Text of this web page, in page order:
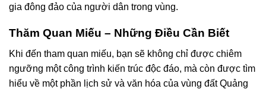
gia đông đảo của người dân trong vùng.
Thăm Quan Miếu – Những Điều Cần Biết
Khi đến tham quan miếu, bạn sẽ không chỉ được chiêm
ngưỡng một công trình kiến trúc độc đáo, mà còn được tìm
hiểu về một phần lịch sử và văn hóa của vùng đất Quảng